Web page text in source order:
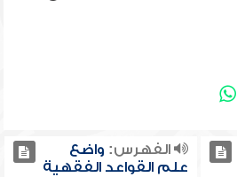
الفهرس: واضع
علم القواعد الفقهية